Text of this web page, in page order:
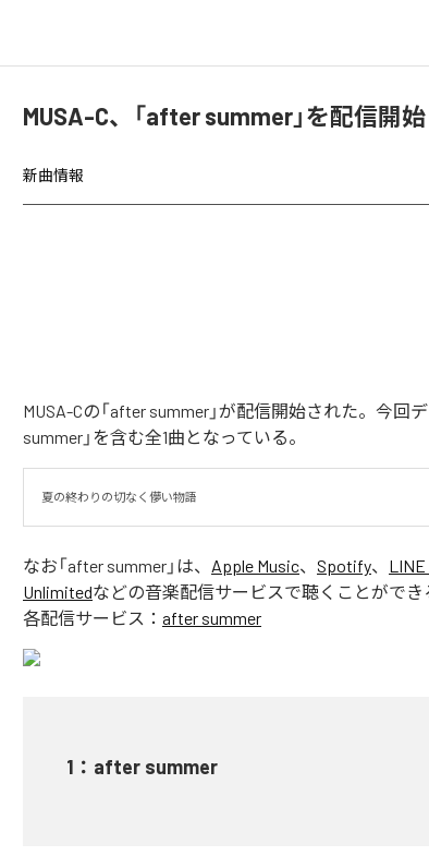
MUSA-C、「after summer」を配信開始
新曲情報
MUSA-Cの「after summer」が配信開始された。今回
summer」を含む全1曲となっている。
夏の終わりの切なく儚い物語
なお「after summer 」は、 Apple Music、 Spotify、 LINE
Unlimitedなどの音楽配信サービスで聴くことができ
各配信サービス： after summer
1 ： after summer